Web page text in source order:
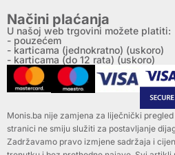
Načini plaćanja
U našoj web trgovini možete platiti:
- pouzećem
- karticama (jednokratno) (uskoro)
- karticama (do 12 rata) (uskoro)
Monis.ba nije zamjena za liječnički
stranici ne smiju služiti za postavljanje
Zadržavamo pravo izmjene sadržaja i